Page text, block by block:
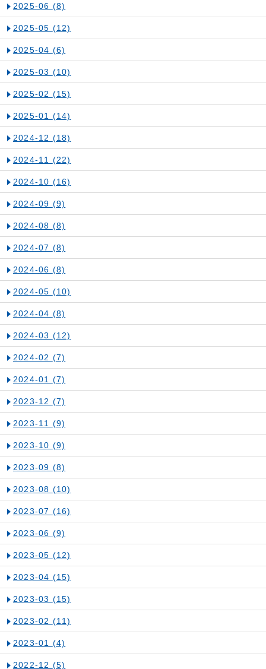
2025-06 (8)
2025-05 (12)
2025-04 (6)
2025-03 (10)
2025-02 (15)
2025-01 (14)
2024-12 (18)
2024-11 (22)
2024-10 (16)
2024-09 (9)
2024-08 (8)
2024-07 (8)
2024-06 (8)
2024-05 (10)
2024-04 (8)
2024-03 (12)
2024-02 (7)
2024-01 (7)
2023-12 (7)
2023-11 (9)
2023-10 (9)
2023-09 (8)
2023-08 (10)
2023-07 (16)
2023-06 (9)
2023-05 (12)
2023-04 (15)
2023-03 (15)
2023-02 (11)
2023-01 (4)
2022-12 (5)